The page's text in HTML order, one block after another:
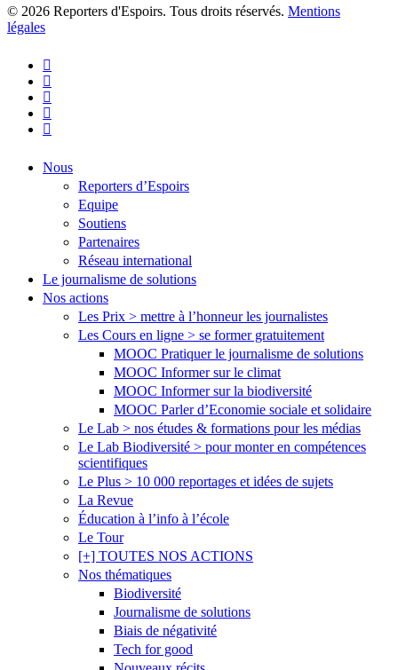
© 2026 Reporters d'Espoirs. Tous droits réservés. Mentions
légales
twitter
facebook
linkedin
youtube
flickr
Close
Nous
Reporters d’Espoirs
Equipe
Soutiens
Partenaires
Réseau international
Le journalisme de solutions
Nos actions
Les Prix > mettre à l’honneur les journalistes
Les Cours en ligne > se former gratuitement
MOOC Pratiquer le journalisme de solutions
MOOC Informer sur le climat
MOOC Informer sur la biodiversité
MOOC Parler d’Economie sociale et solidaire
Le Lab > nos études & formations pour les médias
Le Lab Biodiversité > pour monter en compétences
scientifiques
Le Plus > 10 000 reportages et idées de sujets
La Revue
Éducation à l’info à l’école
Le Tour
[+] TOUTES NOS ACTIONS
Nos thématiques
Biodiversité
Journalisme de solutions
Biais de négativité
Tech for good